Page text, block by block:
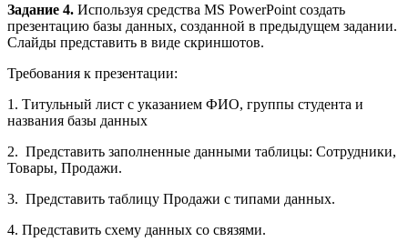
Задание 4. Используя средства MS PowerPoint создать
презентацию базы данных, созданной в предыдущем задании.
Слайды представить в виде скриншотов.
Требования к презентации:
1. Титульный лист с указанием ФИО, группы студента и
названия базы данных
2. Представить заполненные данными таблицы: Сотрудники,
Товары, Продажи.
3. Представить таблицу Продажи с типами данных.
4. Представить схему данных со связями.